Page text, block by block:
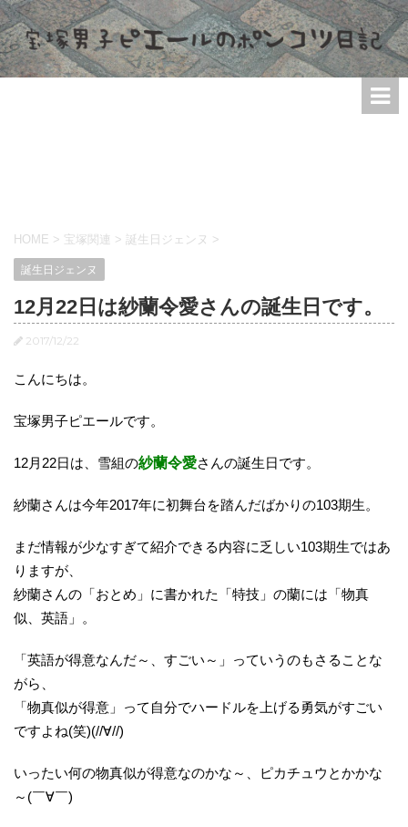
HOME > 宝塚関連 > 誕生日ジェンヌ >
誕生日ジェンヌ
12月22日は紗蘭令愛さんの誕生日です。
2017/12/22
こんにちは。
宝塚男子ピエールです。
12月22日は、雪組の紗蘭令愛さんの誕生日です。
紗蘭さんは今年2017年に初舞台を踏んだばかりの103期生。
まだ情報が少なすぎて紹介できる内容に乏しい103期生ではあ
りますが、
紗蘭さんの「おとめ」に書かれた「特技」の蘭には「物真
似、英語」。
「英語が得意なんだ～、すごい～」っていうのもさることな
がら、
「物真似が得意」って自分でハードルを上げる勇気がすごい
ですよね(笑)(//∀//)
いったい何の物真似が得意なのかな～、ピカチュウとかかな
～(￣∀￣)